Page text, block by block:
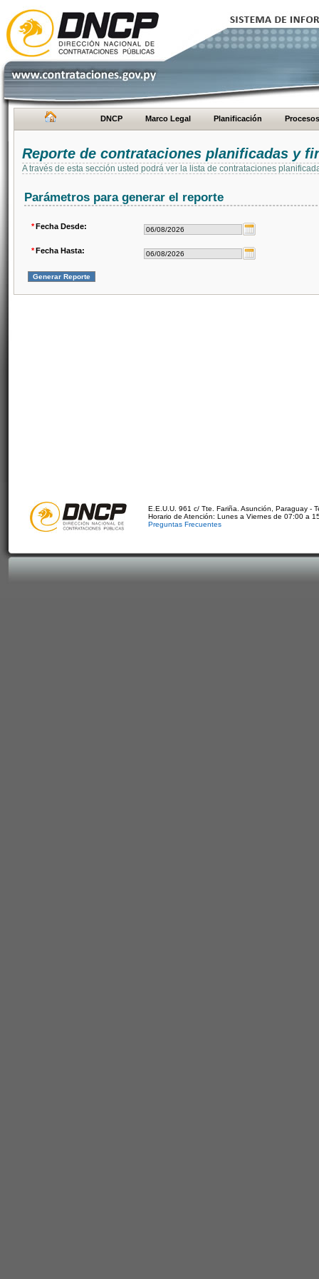
DNCP Marco Legal Planificación Procesos
Reporte de contrataciones planificadas y
A través de esta sección usted podrá ver la lista de contrataciones
Parámetros para generar el reporte
*Fecha Desde:
*Fecha Hasta:
E.E.U.U. 961 c/ Tte. Fariña. Asunción, Paraguay -
Horario de Atención: Lunes a Viernes de 07:00 a
Preguntas Frecuentes